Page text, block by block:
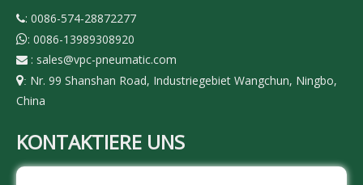
: 0086-574-28872277
: 0086-13989308920
 : sales@vpc-pneumatic.com
: Nr. 99 Shanshan Road, Industriegebiet Wangchun, Ningbo,
China
KONTAKTIERE UNS